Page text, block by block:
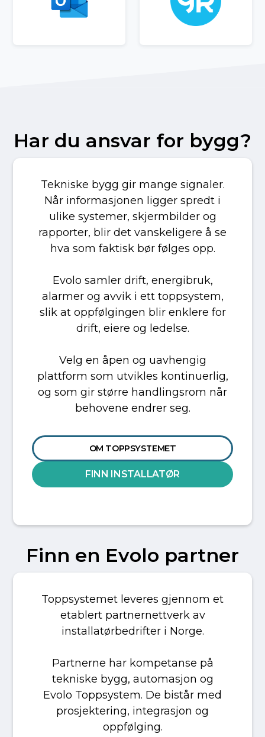
Har du ansvar for bygg?
Tekniske bygg gir mange signaler.
Når informasjonen ligger spredt i
ulike systemer, skjermbilder og
rapporter, blir det vanskeligere å se
hva som faktisk bør følges opp.
Evolo samler drift, energibruk,
alarmer og avvik i ett toppsystem,
slik at oppfølgingen blir enklere for
drift, eiere og ledelse.
Velg en åpen og uavhengig
plattform som utvikles kontinuerlig,
og som gir større handlingsrom når
behovene endrer seg.
OM TOPPSYSTEMET
FINN INSTALLATØR
Finn en Evolo partner
Toppsystemet leveres gjennom et
etablert partnernettverk av
installatørbedrifter i Norge.
Partnerne har kompetanse på
tekniske bygg, automasjon og
Evolo Toppsystem. De bistår med
prosjektering, integrasjon og
oppfølging.